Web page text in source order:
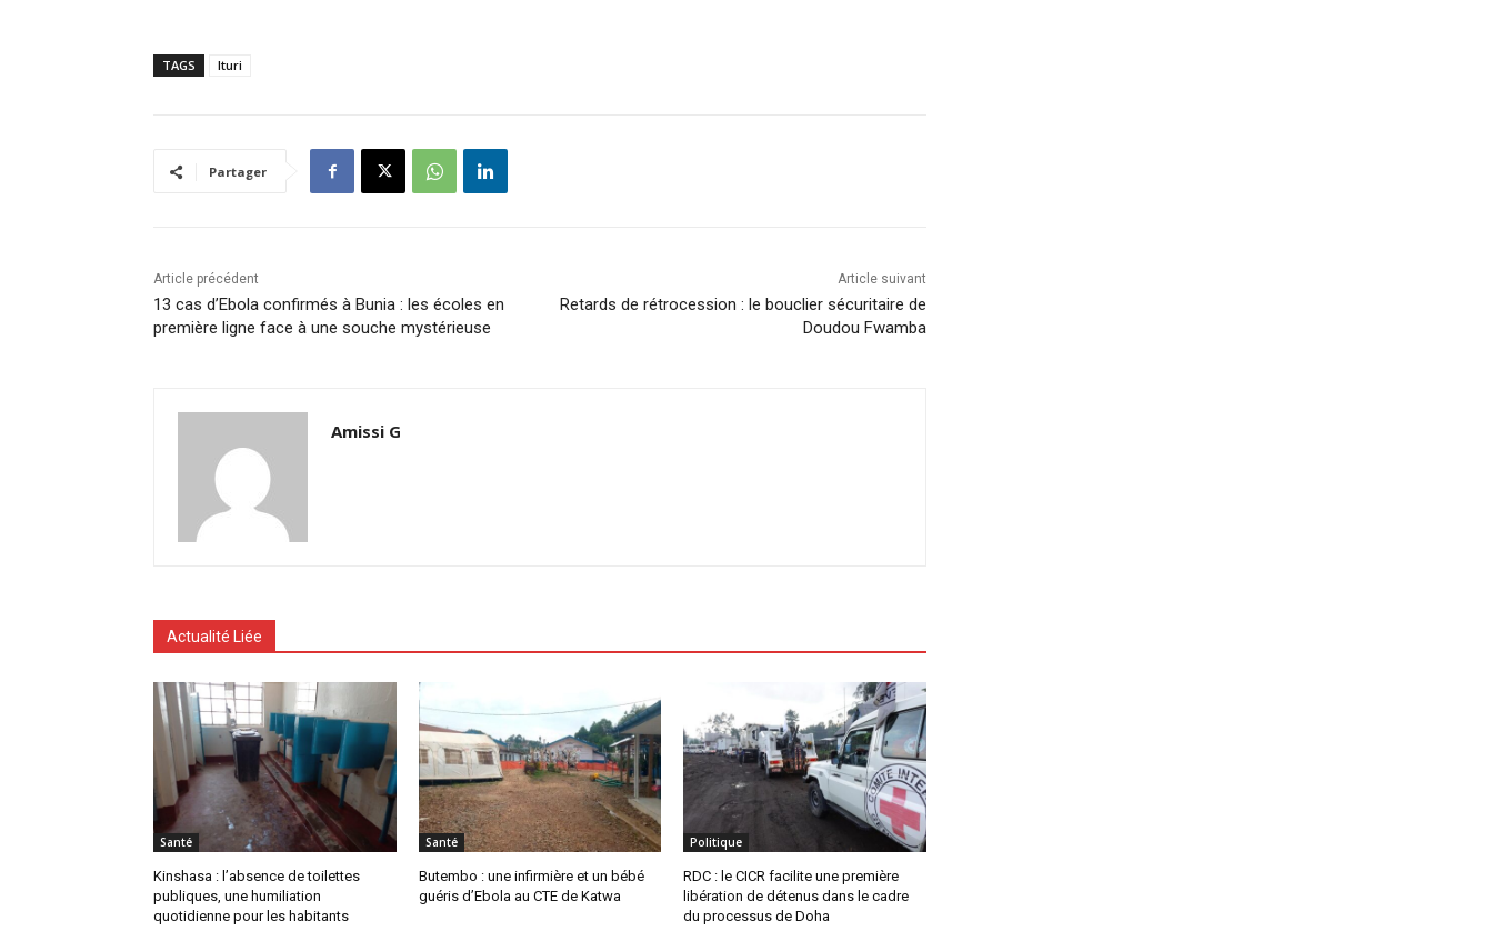
TAGS Ituri
Partager
Article précédent
13 cas d’Ebola confirmés à Bunia : les écoles en
première ligne face à une souche mystérieuse
Article suivant
Retards de rétrocession : le bouclier sécuritaire de
Doudou Fwamba
Amissi G
Actualité Liée
Santé
Kinshasa : l’absence de toilettes
publiques, une humiliation
quotidienne pour les habitants
Santé
Butembo : une infirmière et un bébé
guéris d’Ebola au CTE de Katwa
Politique
RDC : le CICR facilite une première
libération de détenus dans le cadre
du processus de Doha